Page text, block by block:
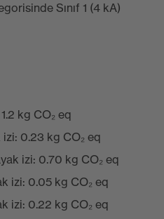
Sınıf 1 (4 kA)
kg CO₂ eq
0.23 kg CO₂ eq
izi: 0.70 kg CO₂ eq
izi: 0.05 kg CO₂ eq
izi: 0.22 kg CO₂ eq